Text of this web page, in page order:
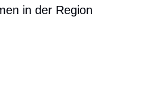
in der Region